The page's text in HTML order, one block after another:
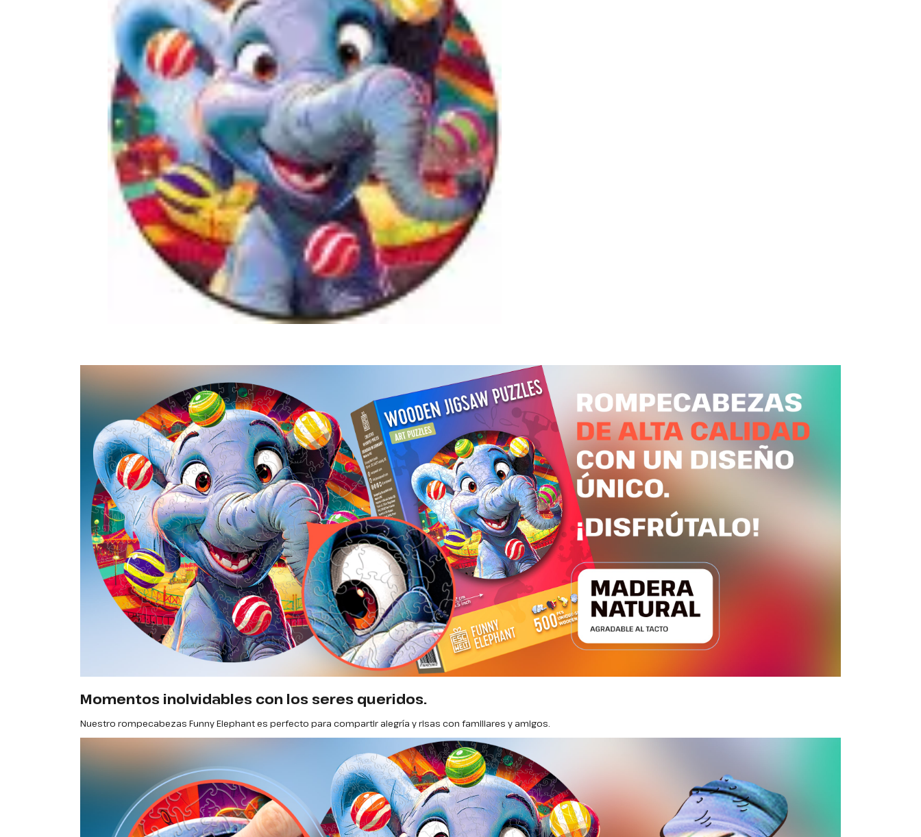
Momentos inolvidables con los seres queridos.
Nuestro rompecabezas Funny Elephant es perfecto para compartir alegría y risas con familiares y amigos.